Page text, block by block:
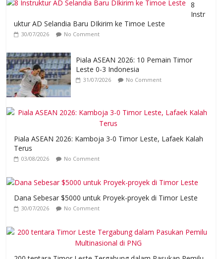
8
Instr
uktur AD Selandia Baru DIkirim ke Timoe Leste
30/07/2026 No Comment
Piala ASEAN 2026: 10 Pemain Timor
Leste 0-3 Indonesia
31/07/2026 No Comment
Piala ASEAN 2026: Kamboja 3-0 Timor Leste, Lafaek Kalah
Terus
03/08/2026 No Comment
Dana Sebesar $5000 untuk Proyek-proyek di Timor Leste
30/07/2026 No Comment